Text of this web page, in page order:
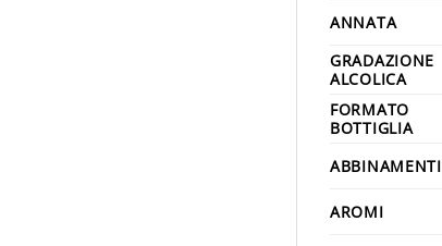
ANNATA
GRADAZIONE
ALCOLICA
FORMATO
BOTTIGLIA
ABBINAMENTI
AROMI